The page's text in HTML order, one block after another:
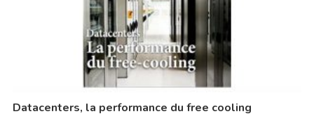
Datacenters, la performance du free cooling